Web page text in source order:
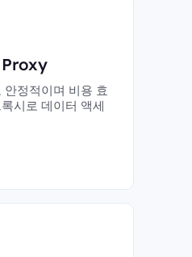
정적이며 비용 효
시로 데이터 액세